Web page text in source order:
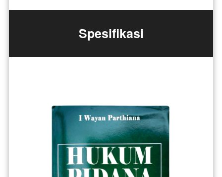
Spesifikasi